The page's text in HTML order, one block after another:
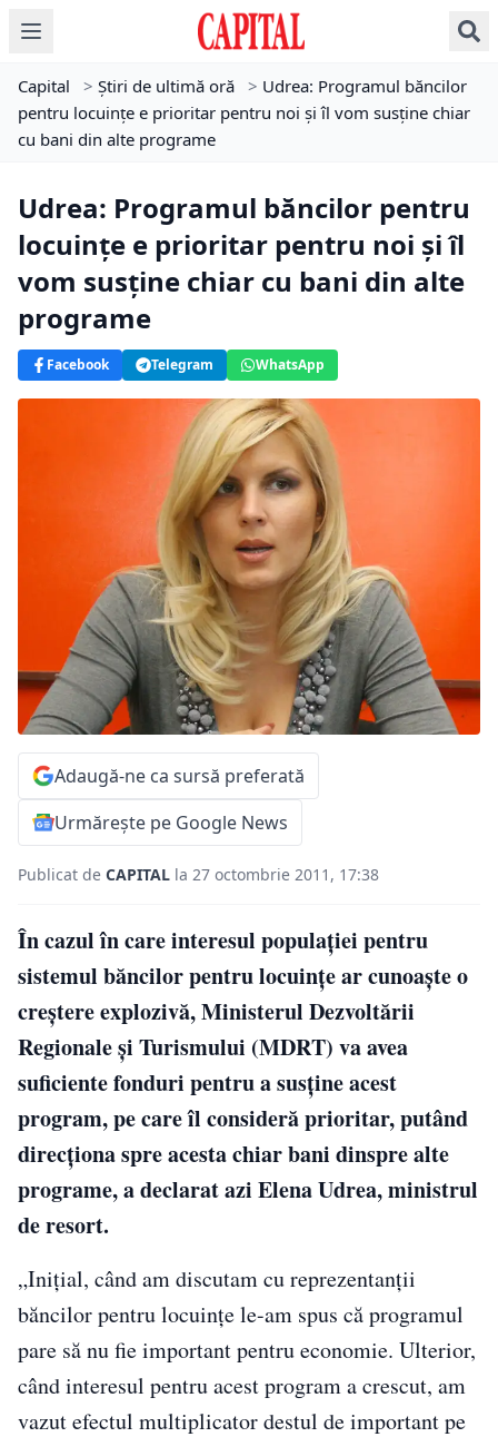
Capital > Știri de ultimă oră > Udrea: Programul băncilor
pentru locuinţe e prioritar pentru noi şi îl vom susţine chiar
cu bani din alte programe
Udrea: Programul băncilor pentru
locuinţe e prioritar pentru noi şi îl
vom susţine chiar cu bani din alte
programe
Facebook Telegram WhatsApp
Adaugă-ne ca sursă preferată
Urmărește pe Google News
Publicat de CAPITAL la 27 octombrie 2011, 17:38
În cazul în care interesul populaţiei pentru
sistemul băncilor pentru locuinţe ar cunoaşte o
creştere explozivă, Ministerul Dezvoltării
Regionale şi Turismului (MDRT) va avea
suficiente fonduri pentru a susţine acest
program, pe care îl consideră prioritar, putând
direcţiona spre acesta chiar bani dinspre alte
programe, a declarat azi Elena Udrea, ministrul
de resort.
„Iniţial, când am discutam cu reprezentanţii
băncilor pentru locuinţe le-am spus că programul
pare să nu fie important pentru economie. Ulterior,
când interesul pentru acest program a crescut, am
vazut efectul multiplicator destul de important pe